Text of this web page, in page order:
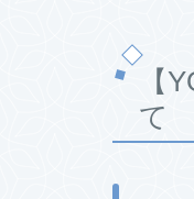
【
て